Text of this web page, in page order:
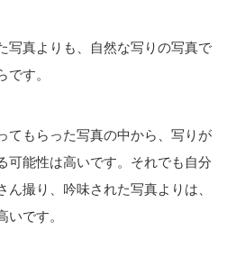
写真よりも、自然な写りの写真で
です。
てもらった写真の中から、写りが
可能性は高いです。それでも自分
ん撮り、吟味された写真よりは、
いです。